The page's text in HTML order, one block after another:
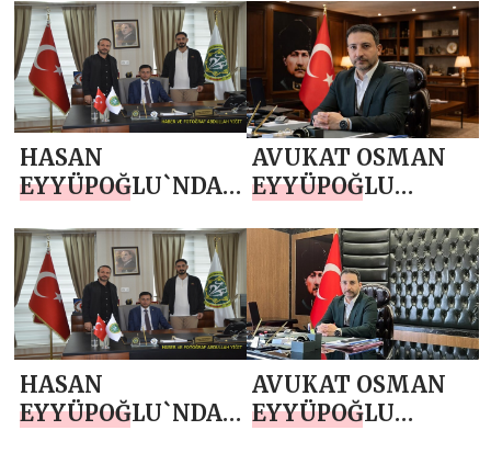
DEMOKRASİ VE
MİLLİ BİRLİK
GÜNÜ MESAJI
GÜNÜ MESAJI
HASAN
EYYÜPOĞLU`NDAN
MESAJI
AVUKAT OSMAN
EYYÜPOĞLU
BAYRAMI MESAJI
HASAN
EYYÜPOĞLU`NDAN
AVUKAT OSMAN
EYYÜPOĞLU